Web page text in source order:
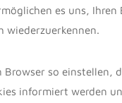
es uns, Ihren
wiederzuerkennen.
Browser so einstellen,
informiert werden